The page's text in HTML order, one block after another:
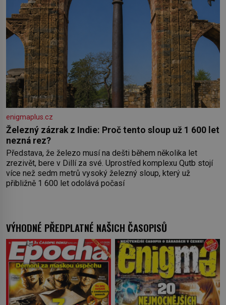
enigmaplus.cz
Železný zázrak z Indie: Proč tento sloup už 1 600 let
nezná rez?
Představa, že železo musí na dešti během několika let
zrezivět, bere v Dillí za své. Uprostřed komplexu Qutb stojí
více než sedm metrů vysoký železný sloup, který už
přibližně 1 600 let odolává počasí
VÝHODNÉ PŘEDPLATNÉ NAŠICH ČASOPISŮ